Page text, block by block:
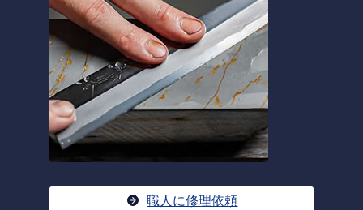
職人に修理依頼